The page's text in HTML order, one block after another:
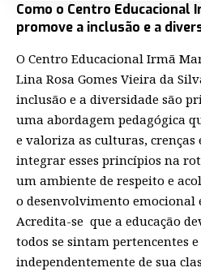
Como o Centro Educacional
promove a inclusão e a
O Centro Educacional Irmã
Lina Rosa Gomes Vieira da
inclusão e a diversidade são
uma abordagem pedagógica
e valoriza as culturas, crenças
integrar esses princípios na
um ambiente de respeito e
o desenvolvimento emocional
Acredita-se que a educação
todos se sintam pertencentes
independentemente de sua